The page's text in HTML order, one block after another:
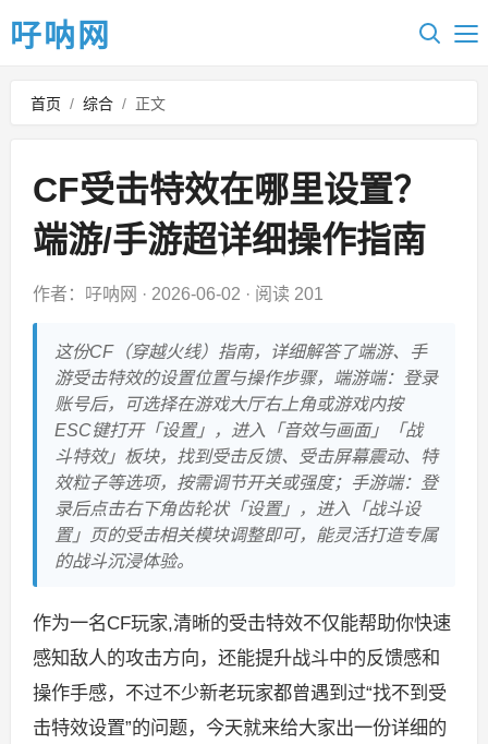
吇呐网
首页 / 综合 / 正文
CF受击特效在哪里设置？
端游/手游超详细操作指南
作者：吇呐网 · 2026-06-02 · 阅读 201
这份CF（穿越火线）指南，详细解答了端游、手
游受击特效的设置位置与操作步骤，端游端：登录
账号后，可选择在游戏大厅右上角或游戏内按
ESC键打开「设置」，进入「音效与画面」「战
斗特效」板块，找到受击反馈、受击屏幕震动、特
效粒子等选项，按需调节开关或强度；手游端：登
录后点击右下角齿轮状「设置」，进入「战斗设
置」页的受击相关模块调整即可，能灵活打造专属
的战斗沉浸体验。
作为一名CF玩家,清晰的受击特效不仅能帮助你快速
感知敌人的攻击方向，还能提升战斗中的反馈感和
操作手感，不过不少新老玩家都曾遇到过“找不到受
击特效设置”的问题，今天就来给大家出一份详细的